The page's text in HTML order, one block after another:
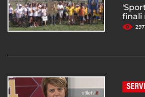
finali